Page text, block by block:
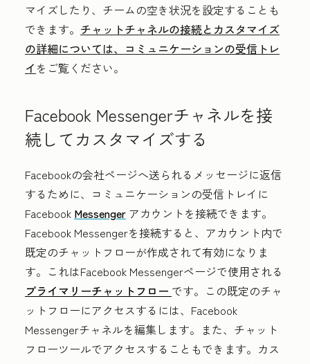
マイズしたり、チームの空き状況を設定することも
できます。 チャットチャネルの接続とカスタマイズ
の詳細については、コミュニケーションの受信トレ
イ をご覧ください。
Facebook Messengerチャネルを接
続してカスタマイズする
Facebookの会社ページへ送られるメッセージに返信
するために、コミュニケーションの受信トレイに
Facebook Messenger アカウントを接続できます。
Facebook Messengerを接続すると、アカウント内で
既定のチャットフローが作成されて有効になりま
す。これはFacebook Messengerページで使用される
プライマリーチャットフロー です。この既定のチャ
ットフローにアクセスするには、Facebook
Messengerチャネルを編集します。また、チャット
フローツールでアクセスすることもできます。カス